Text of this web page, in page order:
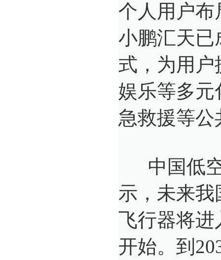
个人用户布
小鹏汇天已
式，为用
娱乐等多
急救援等
中国低空
示，未来
飞行器将进
开始。到